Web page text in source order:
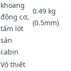
khoang
động cơ,
tấm lót
sàn
cabin
0.49 kg
(0.5mm)
Vỏ thiết